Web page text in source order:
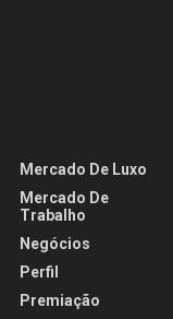
Mercado De Luxo
Mercado De
Trabalho
Negócios
Perfil
Premiação